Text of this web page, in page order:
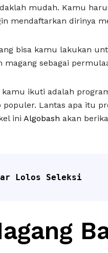
mudah. Kamu
mendaftarkan dirinya
bisa kamu lakukan
sebagai
ikuti adalah
Lantas apa itu
ini Algobash akan
Lolos Seleksi